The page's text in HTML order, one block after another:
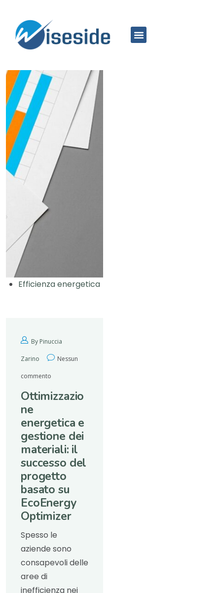
Efficienza energetica
By Pinuccia
Zarino Nessun
commento
Ottimizzazio
ne
energetica e
gestione dei
materiali: il
successo del
progetto
basato su
EcoEnergy
Optimizer
Spesso le
aziende sono
consapevoli delle
aree di
inefficienza nei